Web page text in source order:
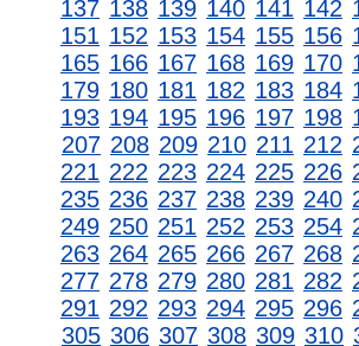
137 138 139 140 141 142
151 152 153 154 155 156
165 166 167 168 169 170
179 180 181 182 183 184
193 194 195 196 197 198
207 208 209 210 211 212
221 222 223 224 225 226
235 236 237 238 239 240
249 250 251 252 253 254
263 264 265 266 267 268
277 278 279 280 281 282
291 292 293 294 295 296
305 306 307 308 309 310